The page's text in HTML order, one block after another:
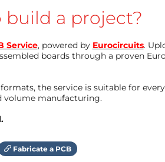
build a project?
Service, powered by Eurocircuits.
boards through a proven
the service is suitable for
volume manufacturing.
Fabricate a PCB